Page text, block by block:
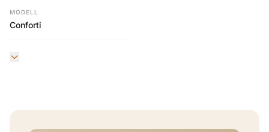
MODELL
Conforti